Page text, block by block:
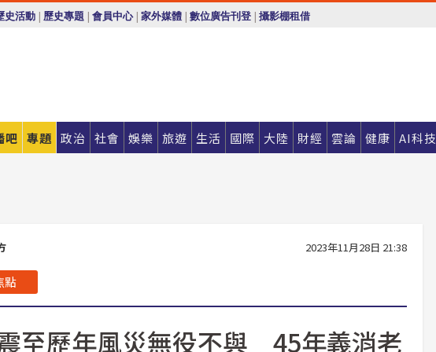
史活動 | 歷史專題 | 會員中心 | 家外媒體 | 數位廣告刊登 | 攝影棚租借
吧 專題 政治 社會 娛樂 旅遊 生活 國際 大陸 財經 雲論 健康 AI科技
2023年11月28日 21:38
點
至歷年風災無役不與 45年義消老